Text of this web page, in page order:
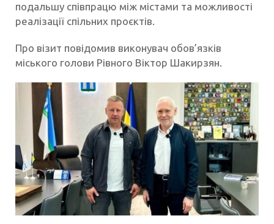
подальшу співпрацю між містами та можливості
реалізації спільних проєктів.
Про візит повідомив виконувач обов’язків
міського голови Рівного Віктор Шакирзян.